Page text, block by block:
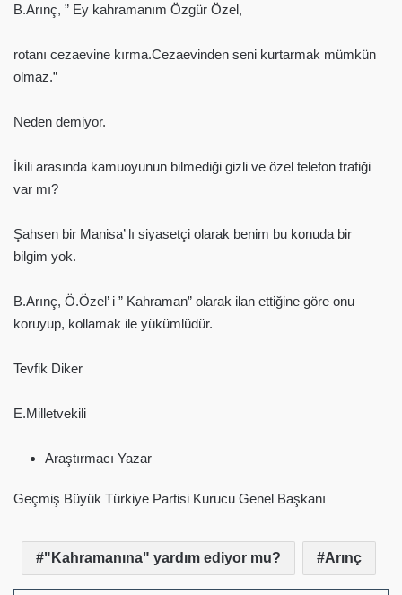
B.Arınç, ” Ey kahramanım Özgür Özel,
rotanı cezaevine kırma.Cezaevinden seni kurtarmak mümkün
olmaz.”
Neden demiyor.
İkili arasında kamuoyunun bilmediği gizli ve özel telefon trafiği
var mı?
Şahsen bir Manisa’ lı siyasetçi olarak benim bu konuda bir
bilgim yok.
B.Arınç, Ö.Özel’ i ” Kahraman” olarak ilan ettiğine göre onu
koruyup, kollamak ile yükümlüdür.
Tevfik Diker
E.Milletvekili
Araştırmacı Yazar
Geçmiş Büyük Türkiye Partisi Kurucu Genel Başkanı
"Kahramanına" yardım ediyor mu? Arınç